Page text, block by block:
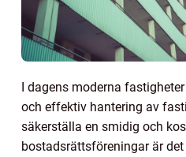
I dagens moderna
och effektiv hantering av
säkerställa en smidig och
bostadsrättsföreningar är